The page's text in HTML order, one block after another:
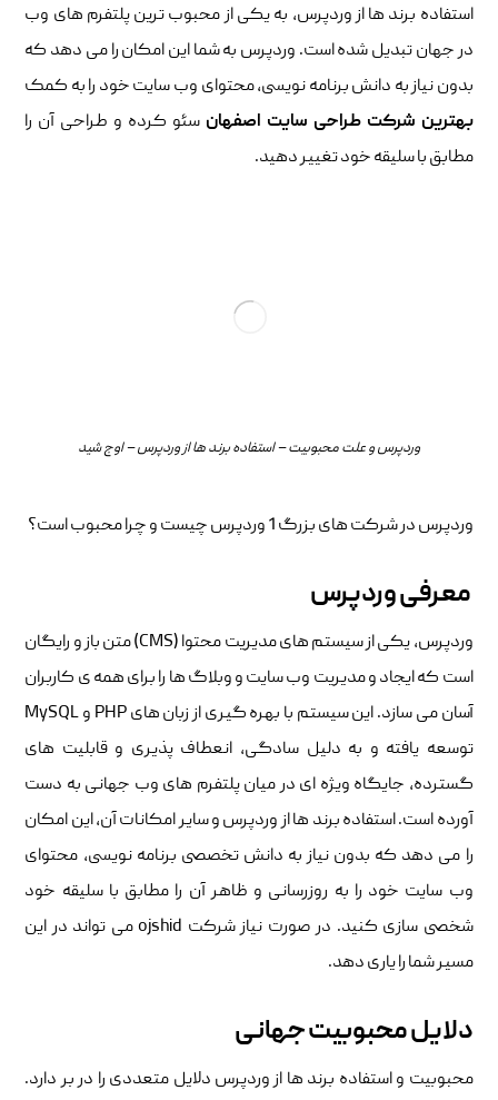
استفاده برند ها از وردپرس، به یکی از محبوب ترین پلتفرم های وب
در جهان تبدیل شده است. وردپرس به شما این امکان را می دهد که
بدون نیاز به دانش برنامه نویسی، محتوای وب سایت خود را به کمک
بهترین شرکت طراحی سایت اصفهان سئو کرده و طراحی آن را
مطابق با سلیقه خود تغییر دهید.
وردپرس و علت محبوبیت – استفاده برند ها از وردپرس – اوج شید
وردپرس در شرکت های بزرگ 1 وردپرس چیست و چرا محبوب است؟
معرفی وردپرس
وردپرس، یکی از سیستم های مدیریت محتوا (CMS) متن باز و رایگان
است که ایجاد و مدیریت وب سایت و وبلاگ ها را برای همه ی کاربران
آسان می سازد. این سیستم با بهره گیری از زبان های PHP و MySQL
توسعه یافته و به دلیل سادگی، انعطاف پذیری و قابلیت های
گسترده، جایگاه ویژه ای در میان پلتفرم های وب جهانی به دست
آورده است. استفاده برند ها از وردپرس و سایر امکانات آن، این امکان
را می دهد که بدون نیاز به دانش تخصصی برنامه نویسی، محتوای
وب سایت خود را به روزرسانی و ظاهر آن را مطابق با سلیقه خود
شخصی سازی کنید. در صورت نیاز شرکت ojshid می تواند در این
مسیر شما را یاری دهد.
دلایل محبوبیت جهانی
محبوبیت و استفاده برند ها از وردپرس دلایل متعددی را در بر دارد.